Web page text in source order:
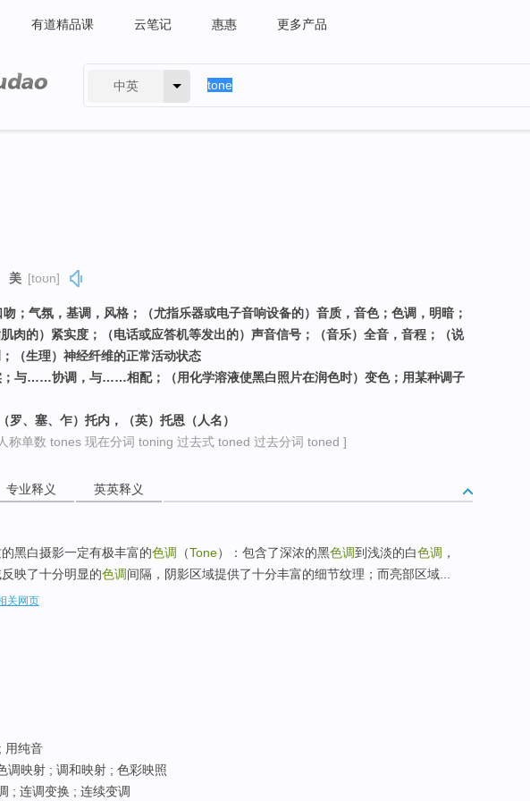
有道精品课 云笔记 惠惠 更多产品
中英
美 [toʊn]
；气氛，基调，风格；（尤指乐器或电子音响设备的）音质，音色；色调，明暗；
肉的）紧实度；（电话或应答机等发出的）声音信号；（音乐）全音，音程；（说
（生理）神经纤维的正常活动状态
；与……协调，与……相配；（用化学溶液使黑白照片在润色时）变色；用某种调子
罗、塞、乍）托内，（英）托恩（人名）
称单数 tones 现在分词 toning 过去式 toned 过去分词 toned ]
专业释义 英英释义
黑白摄影一定有极丰富的色调 （Tone）：包含了深浓的黑色调到浅淡的白色调 ，
映了十分明显的色调间隔，阴影区域提供了十分丰富的细节纹理；而亮部区域...
关网页
用纯音
调映射 ; 调和映射 ; 色彩映照
; 连调变换 ; 连续变调